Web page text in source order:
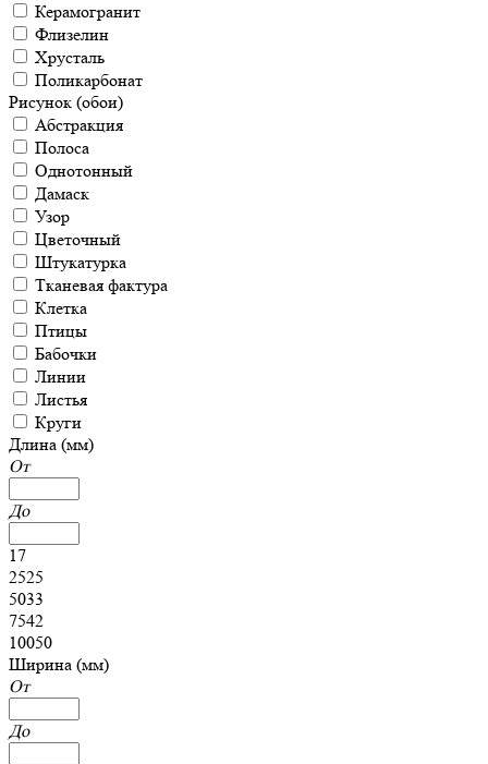
Керамогранит
Флизелин
Хрусталь
Поликарбонат
Рисунок (обои)
Абстракция
Полоса
Однотонный
Дамаск
Узор
Цветочный
Штукатурка
Тканевая фактура
Клетка
Птицы
Бабочки
Линии
Листья
Круги
Длина (мм)
От
До
17
2525
5033
7542
10050
Ширина (мм)
От
До